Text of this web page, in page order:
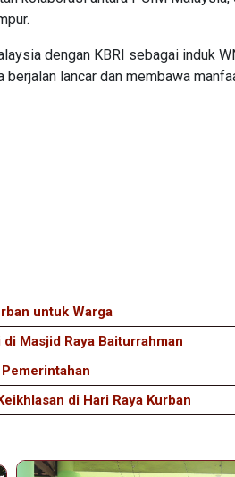
dengan KBRI sebagai induk
lancar dan membawa
untuk Warga
Masjid Raya Baiturrahman
di Hari Raya Kurban